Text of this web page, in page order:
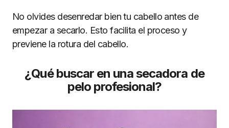
No olvides desenredar bien tu cabello antes de
empezar a secarlo. Esto facilita el proceso y
previene la rotura del cabello.
¿Qué buscar en una secadora de
pelo profesional?